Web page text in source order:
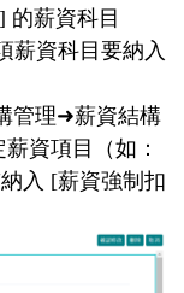
的薪資科目
薪資科目要納入
管理➜薪資結構
資項目（如：
入 [薪資強制扣